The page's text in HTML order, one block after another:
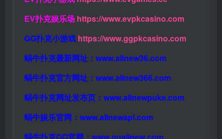
EV扑克娱乐场 https://www.evpkcasino.com
GG扑克小游戏 https://www.ggpkcasino.com
蜗牛扑克最新网址： www.allnew36.com
蜗牛扑克官方网址： www.allnew366.com
蜗牛扑克网址发布页： www.allnewpuke.com
蜗牛娱乐官网： www.allnewapl.com